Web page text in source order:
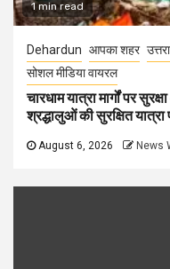
1 min read
Dehardun आपका शहर
सोशल मीडिया वायरल
चारधाम यात्रा मार्गों पर
श्रद्धालुओं की सुरक्षित
August 6, 2026 News